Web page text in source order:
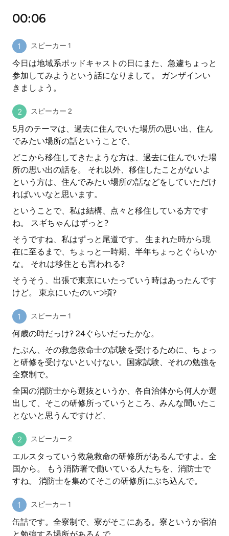
00:06
スピーカー 1
今日は地域系ポッドキャストの日にまた、急遽ちょっと
参加してみようという話になりまして。 ガンザインい
きましょう。
スピーカー 2
5月のテーマは、過去に住んでいた場所の思い出、住ん
でみたい場所の話ということで、
どこから移住してきたような方は、過去に住んでいた場
所の思い出の話を。 それ以外、移住したことがないよ
という方は、住んでみたい場所の話などをしていただけ
ればいいなと思います。
ということで、私は結構、点々と移住している方です
ね。 スギちゃんはずっと?
そうですね、私はずっと尾道です。 生まれた時から現
在に至るまで、ちょっと一時期、半年ちょっとぐらいか
な。 それは移住とも言われる?
そうそう、出張で東京にいたっていう時はあったんです
けど。 東京にいたのいつ頃?
スピーカー 1
何歳の時だっけ? 24ぐらいだったかな。
たぶん、その救急救命士の試験を受けるために、ちょっ
と研修を受けないといけない。国家試験、それの勉強を
全寮制で。
全国の消防士から選抜というか、各自治体から何人か選
出して、そこの研修所っていうところ、みんな聞いたこ
とないと思うんですけど、
スピーカー 2
エルスタっていう救急救命の研修所があるんですよ。全
国から。 もう消防署で働いている人たちを、消防士で
すね。 消防士を集めてそこの研修所にぶち込んで。
スピーカー 1
缶詰です。全寮制で、寮がそこにある。寮というか宿泊